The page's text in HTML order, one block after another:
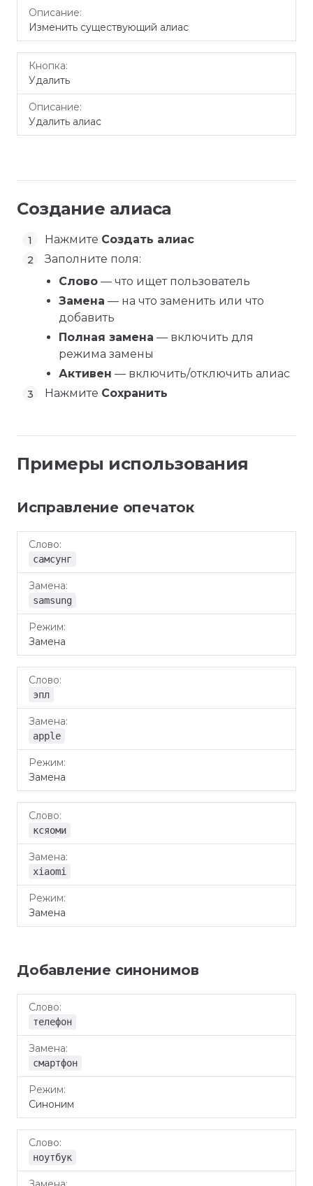
Изменить существующий алиас
Удалить
Удалить алиас
Создание алиаса
Нажмите Создать алиас
Заполните поля:
Слово — что ищет пользователь
Замена — на что заменить или что
добавить
Полная замена — включить для
режима замены
Активен — включить/отключить алиас
Нажмите Сохранить
Примеры использования
Исправление опечаток
Слово
самсунг
samsung
Замена
эпл
apple
Замена
ксяоми
xiaomi
Замена
Добавление синонимов
Слово
телефон
смартфон
Синоним
ноутбук